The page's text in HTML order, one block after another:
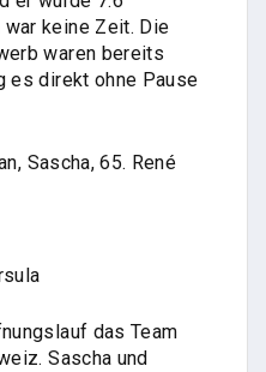
war keine Zeit. Die
waren bereits
es direkt ohne Pause
Sascha, 65. René
das Team
Sascha und